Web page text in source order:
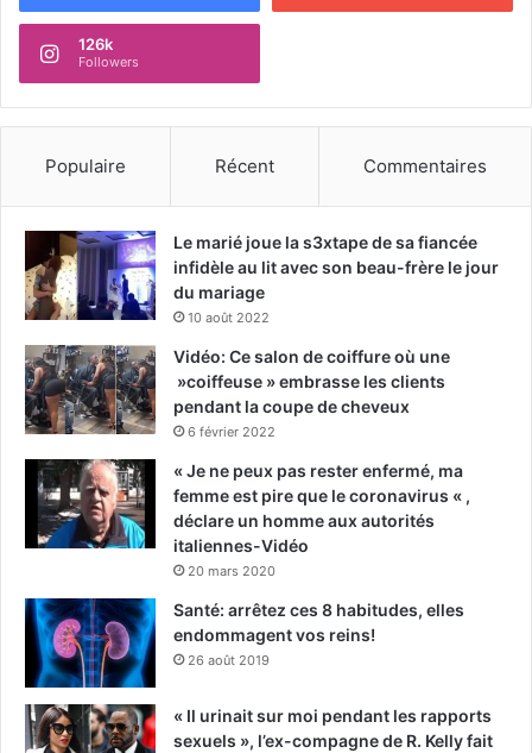
126k
Followers
Populaire Récent Commentaires
Le marié joue la s3xtape de sa fiancée
infidèle au lit avec son beau-frère le jour
du mariage
10 août 2022
Vidéo: Ce salon de coiffure où une
»coiffeuse » embrasse les clients
pendant la coupe de cheveux
6 février 2022
« Je ne peux pas rester enfermé, ma
femme est pire que le coronavirus « ,
déclare un homme aux autorités
italiennes-Vidéo
20 mars 2020
Santé: arrêtez ces 8 habitudes, elles
endommagent vos reins!
26 août 2019
« Il urinait sur moi pendant les rapports
sexuels », l’ex-compagne de R. Kelly fait